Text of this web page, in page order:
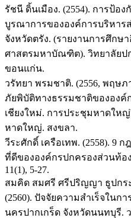
รัชนี ดิ้นเมือง. (2554). การป้อ
บูรณาการขององค์การบริหาร
จังหวัดตรัง. (รายงานการศึก
ศาสตรมหาบัณฑิต). วิทยาลัยป
ขอนแก่น.
วรัทยา พรมชาติ. (2556, พฤษ
ภัยพิบัติทางธรรมชาติขององค์
เชียงใหม่. การประชุมหาดให
หาดใหญ่. สงขลา.
วีระศักดิ์ เครือเทพ. (2558). 9
ที่ดีขององค์กรปกครองส่วนท้อ
11(1), 5-27.
สมคิด สมศรี ศรีปริญญา ธูปกร
(2560). ปัจจัยความสำเร็จใน
นครปากเกร็ด จังหวัดนนทบุรี.